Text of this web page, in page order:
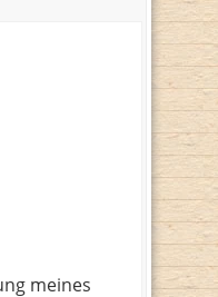
meines